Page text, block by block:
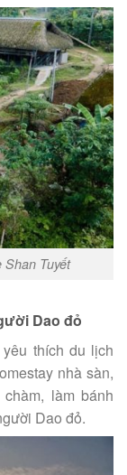
Tuyết
Dao đỏ
thích du lịch
nhà sàn,
làm bánh
Dao đỏ.